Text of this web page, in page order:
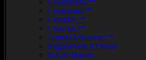
Colombidés.**
Cormorans.**
Corvidés.**
Coucous.**
Grands.échassiers.**
Engoulevent.d'Europe
Fou.de.Bassan